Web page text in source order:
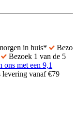
huis*
Bezoek 1 van
Bezoek 1 van de 5
ons met een 9,1
levering vanaf €79